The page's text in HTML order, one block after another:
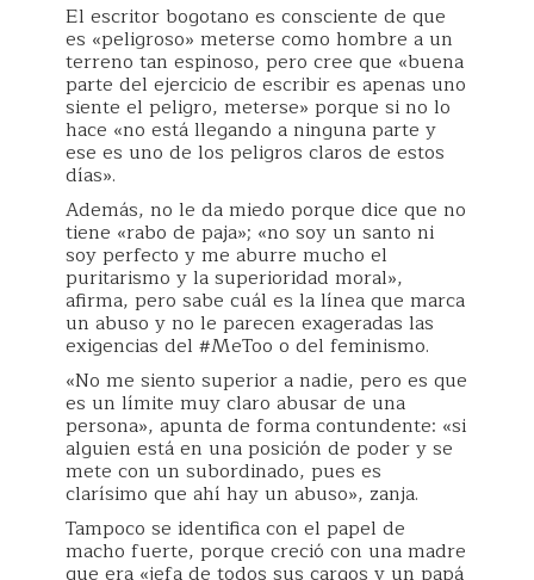
El escritor bogotano es consciente de que
es «peligroso» meterse como hombre a un
terreno tan espinoso, pero cree que «buena
parte del ejercicio de escribir es apenas uno
siente el peligro, meterse» porque si no lo
hace «no está llegando a ninguna parte y
ese es uno de los peligros claros de estos
días».
Además, no le da miedo porque dice que no
tiene «rabo de paja»; «no soy un santo ni
soy perfecto y me aburre mucho el
puritarismo y la superioridad moral»,
afirma, pero sabe cuál es la línea que marca
un abuso y no le parecen exageradas las
exigencias del #MeToo o del feminismo.
«No me siento superior a nadie, pero es que
es un límite muy claro abusar de una
persona», apunta de forma contundente: «si
alguien está en una posición de poder y se
mete con un subordinado, pues es
clarísimo que ahí hay un abuso», zanja.
Tampoco se identifica con el papel de
macho fuerte, porque creció con una madre